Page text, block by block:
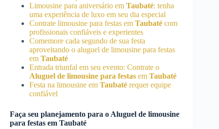
Limousine para aniversário em Taubaté: tenha
uma experiência de luxo em seu dia especial
Contrate limousine para festas em Taubaté com
profissionais confiáveis e experientes
Comemore cada segundo de sua festa
aproveitando o aluguel de limousine para festas
em Taubaté
Entrada triunfal em seu evento: Contrate o
Aluguel de limousine para festas em Taubaté
Festa na limousine em Taubaté requer equipe
confiável
Faça seu planejamento para o Aluguel de limousine
para festas em Taubaté